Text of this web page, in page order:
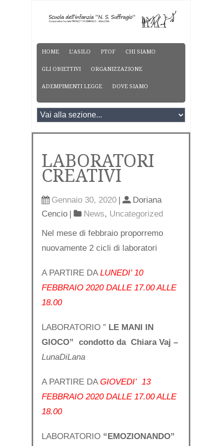
HOME L’ASILO PTOF CHI SIAMO
GLI OBIETTIVI ORGANIZZAZIONE
ADEMPIMENTI LEGGE DOVE SIAMO
LABORATORI
CREATIVI
Gennaio 30, 2020 |
Doriana
Cencio | News, Uncategorized
Nel mese di febbraio proporremo
nuovamente 2 cicli di laboratori
A PARTIRE DA LUNEDI’ 10
FEBBRAIO 2020 DALLE 17.00 ALLE
18.00
LABORATORIO ” LE MANI IN
GIOCO” condotto da Chiara Vaj –
LunaDiLana
A PARTIRE DA GIOVEDI’ 13
FEBBRAIO 2020 DALLE 17.00 ALLE
18.00
LABORATORIO “EMOZIONANDO”